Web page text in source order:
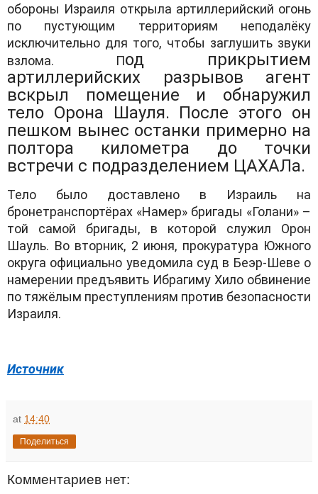
обороны Израиля открыла артиллерийский огонь
по пустующим территориям неподалёку
исключительно для того, чтобы заглушить звуки
взлома. Под прикрытием
артиллерийских разрывов агент
вскрыл помещение и обнаружил
тело Орона Шауля. После этого он
пешком вынес останки примерно на
полтора километра до точки
встречи с подразделением ЦАХАЛа.
Тело было доставлено в Израиль на
бронетранспортёрах «Намер» бригады «Голани» –
той самой бригады, в которой служил Орон
Шауль. Во вторник, 2 июня, прокуратура Южного
округа официально уведомила суд в Беэр-Шеве о
намерении предъявить Ибрагиму Хило обвинение
по тяжёлым преступлениям против безопасности
Израиля.
Источник
at 14:40
Поделиться
Комментариев нет: